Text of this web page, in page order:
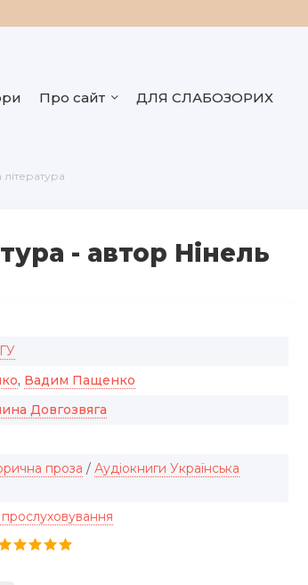
Про сайт ДЛЯ СЛАБОЗОРИХ
література
- автор Нінель
, Вадим Пащенко
Довгозвяга
проза / Аудіокниги Українська